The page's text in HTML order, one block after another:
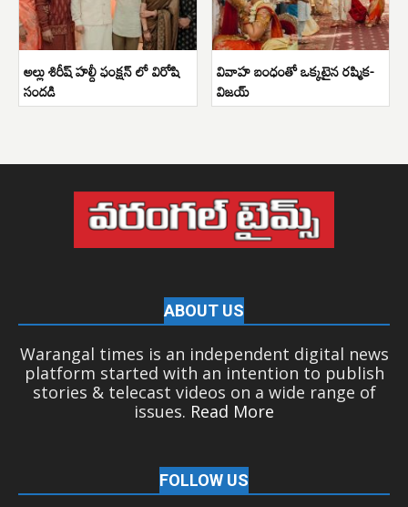
అల్లు శిరీష్ హల్దీ ఫంక్షన్ లో విరోషి
సందడి
వివాహ బంధంతో ఒక్కటైన రష్మిక-
విజయ్
ABOUT US
Warangal times is an independent digital news
platform started with an intention to publish
stories & telecast videos on a wide range of
issues. Read More
FOLLOW US